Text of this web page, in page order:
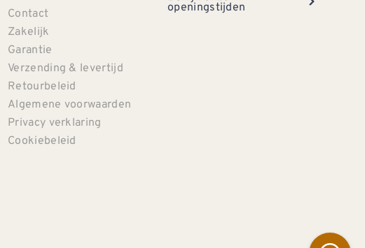
Contact
Zakelijk
Garantie
Verzending & levertijd
Retourbeleid
Algemene voorwaarden
Privacy verklaring
Cookiebeleid
openingstijden